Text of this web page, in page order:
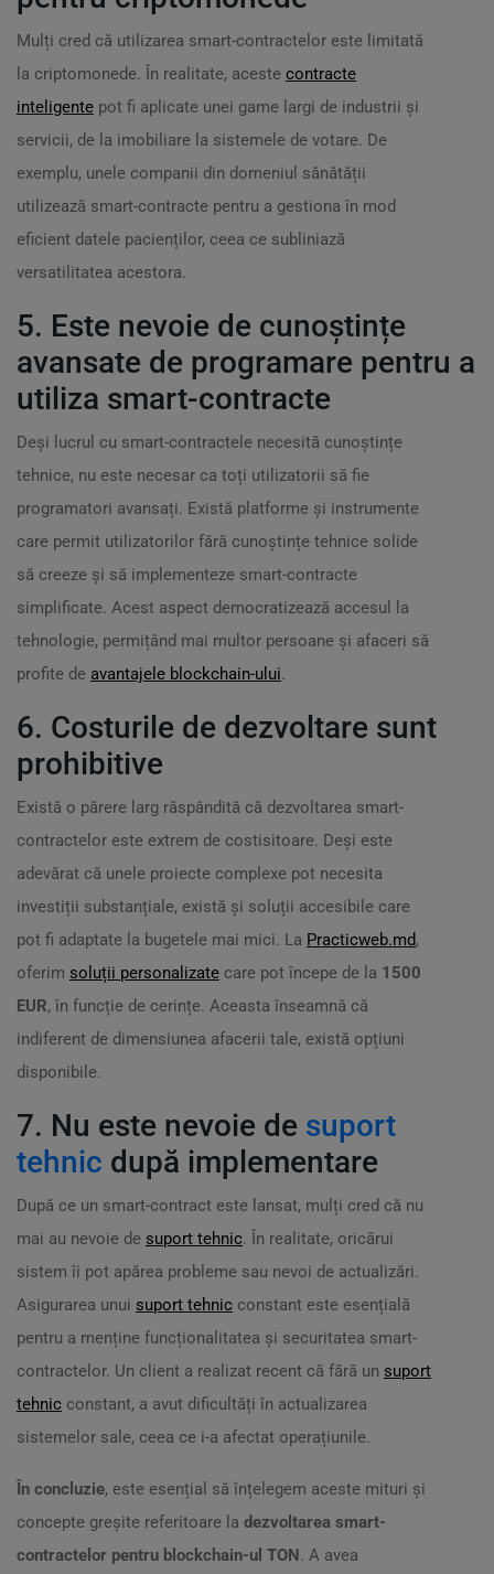
Mulți cred că utilizarea smart-contractelor este limitată
la criptomonede. În realitate, aceste contracte
inteligente pot fi aplicate unei game largi de industrii și
servicii, de la imobiliare la sistemele de votare. De
exemplu, unele companii din domeniul sănătății
utilizează smart-contracte pentru a gestiona în mod
eficient datele pacienților, ceea ce subliniază
versatilitatea acestora.
5. Este nevoie de cunoștințe
avansate de programare pentru a
utiliza smart-contracte
Deși lucrul cu smart-contractele necesită cunoștințe
tehnice, nu este necesar ca toți utilizatorii să fie
programatori avansați. Există platforme și instrumente
care permit utilizatorilor fără cunoștințe tehnice solide
să creeze și să implementeze smart-contracte
simplificate. Acest aspect democratizează accesul la
tehnologie, permițând mai multor persoane și afaceri să
profite de avantajele blockchain-ului.
6. Costurile de dezvoltare sunt
prohibitive
Există o părere larg răspândită că dezvoltarea smart-
contractelor este extrem de costisitoare. Deși este
adevărat că unele proiecte complexe pot necesita
investiții substanțiale, există și soluții accesibile care
pot fi adaptate la bugetele mai mici. La Practicweb.md,
oferim soluții personalizate care pot începe de la 1500
EUR, în funcție de cerințe. Aceasta înseamnă că
indiferent de dimensiunea afacerii tale, există opțiuni
disponibile.
7. Nu este nevoie de suport
tehnic după implementare
După ce un smart-contract este lansat, mulți cred că nu
mai au nevoie de suport tehnic. În realitate, oricărui
sistem îi pot apărea probleme sau nevoi de actualizări.
Asigurarea unui suport tehnic constant este esențială
pentru a menține funcționalitatea și securitatea smart-
contractelor. Un client a realizat recent că fără un suport
tehnic constant, a avut dificultăți în actualizarea
sistemelor sale, ceea ce i-a afectat operațiunile.
În concluzie, este esențial să înțelegem aceste mituri și
concepte greșite referitoare la dezvoltarea smart-
contractelor pentru blockchain-ul TON. A avea